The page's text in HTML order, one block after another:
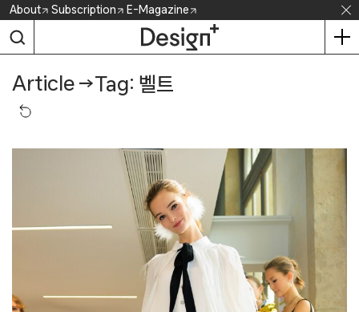
Skip
content
About Subscription E-Magazine
Article →Tag: 벨트